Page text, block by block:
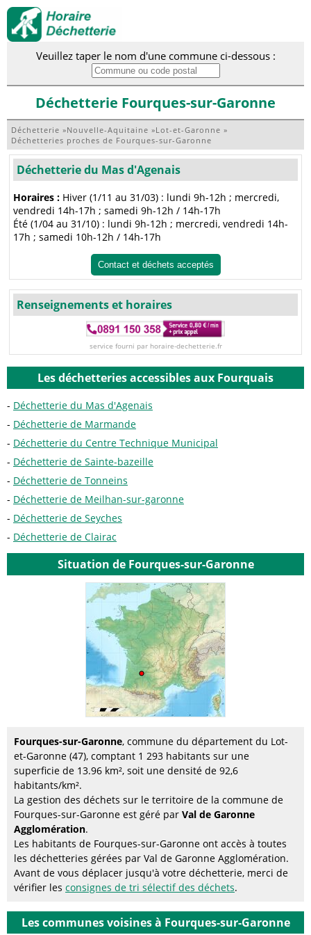
Veuillez taper le nom d'une commune ci-dessous :
Déchetterie Fourques-sur-Garonne
Déchetterie »Nouvelle-Aquitaine »Lot-et-Garonne »
Déchetteries proches de Fourques-sur-Garonne
Déchetterie du Mas d'Agenais
Horaires : Hiver (1/11 au 31/03) : lundi 9h-12h ; mercredi,
vendredi 14h-17h ; samedi 9h-12h / 14h-17h
Été (1/04 au 31/10) : lundi 9h-12h ; mercredi, vendredi 14h-
17h ; samedi 10h-12h / 14h-17h
Contact et déchets acceptés
Renseignements et horaires
service fourni par horaire-dechetterie.fr
Les déchetteries accessibles aux Fourquais
Déchetterie du Mas d'Agenais
Déchetterie de Marmande
Déchetterie du Centre Technique Municipal
Déchetterie de Sainte-bazeille
Déchetterie de Tonneins
Déchetterie de Meilhan-sur-garonne
Déchetterie de Seyches
Déchetterie de Clairac
Situation de Fourques-sur-Garonne
Fourques-sur-Garonne, commune du département du Lot-
et-Garonne (47), comptant 1 293 habitants sur une
superficie de 13.96 km², soit une densité de 92,6
habitants/km².
La gestion des déchets sur le territoire de la commune de
Fourques-sur-Garonne est géré par Val de Garonne
Agglomération.
Les habitants de Fourques-sur-Garonne ont accès à toutes
les déchetteries gérées par Val de Garonne Agglomération.
Avant de vous déplacer jusqu'à votre déchetterie, merci de
vérifier les consignes de tri sélectif des déchets.
Les communes voisines à Fourques-sur-Garonne